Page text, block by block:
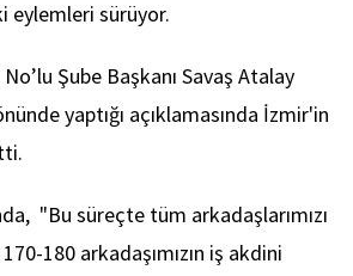
eylemleri sürüyor.
Şube Başkanı Savaş Atalay
yaptığı açıklamasında İzmir'in
"Bu süreçte tüm arkadaşlarımızı
170-180 arkadaşımızın iş akdini